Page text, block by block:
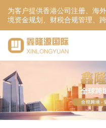
为客户提供香港公司注册、海
境资金规划、财税合规管理、
服务！